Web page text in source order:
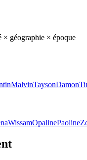
× géographie × époque
MalvinTaysonDamon
WissamOpalinePaoline